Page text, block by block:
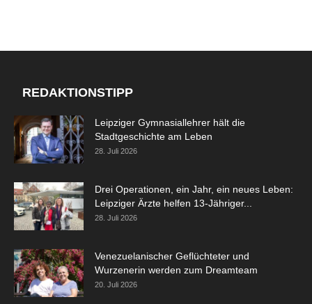
REDAKTIONSTIPP
Leipziger Gymnasiallehrer hält die
Stadtgeschichte am Leben
28. Juli 2026
Drei Operationen, ein Jahr, ein neues Leben:
Leipziger Ärzte helfen 13-Jähriger...
28. Juli 2026
Venezuelanischer Geflüchteter und
Wurzenerin werden zum Dreamteam
20. Juli 2026